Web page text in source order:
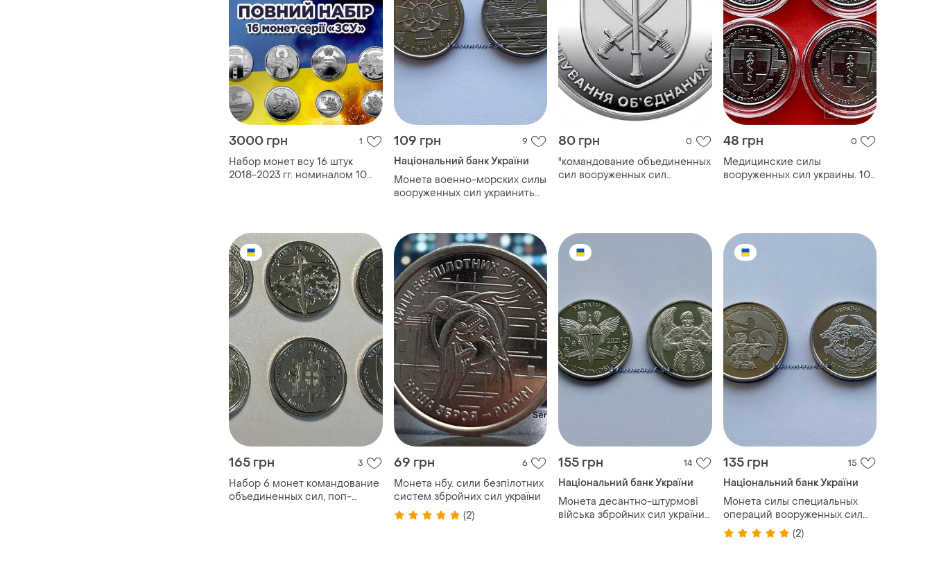
3000 грн 1
Набор монет всу 16 штук
2018-2023 гг. номиналом 10
109 грн 9
Національний банк України
Монета военно-морских силы
вооруженных сил украинить
80 грн 0
"командование объединенных
сил вооруженных сил
48 грн 0
Медицинские силы
вооруженных сил украины. 10
165 грн 3
Набор 6 монет командование
объединенных сил, поп-
69 грн 6
Монета нбу. сили безпілотних
систем збройних сил україни
(2)
155 грн 14
Національний банк України
Монета десантно-штурмові
війська збройних сил україни
135 грн 15
Національний банк України
Монета силы специальных
операций вооруженных сил
украинить 2022 зсу 10 грн.
сплав цинка ссо силы
(2)